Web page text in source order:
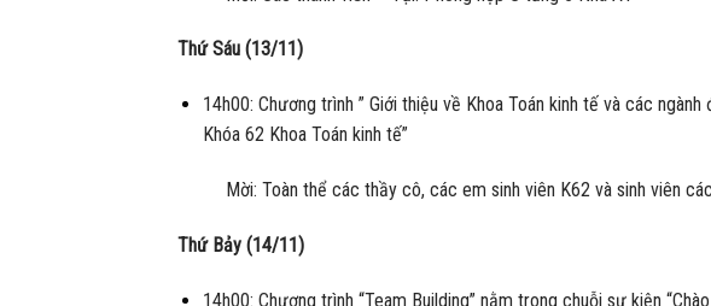
Thứ Sáu (13/11)
14h00: Chương trình ” Giới thiệu về Khoa Toán kinh tế và các
Khóa 62 Khoa Toán kinh tế”
Mời: Toàn thể các thầy cô, các em sinh viên K62 và sinh viên
Thứ Bảy (14/11)
14h00: Chương trình “Team Building” nằm trong chuỗi sự kiện